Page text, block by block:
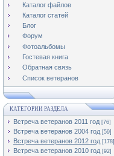
Каталог файлов
Каталог статей
Блог
Форум
Фотоальбомы
Гостевая книга
Обратная связь
Список ветеранов
КАТЕГОРИИ РАЗДЕЛА
Встреча ветеранов 2011 год [76]
Встреча ветеранов 2004 год [59]
Встреча ветеранов 2012 год [178]
Встреча ветеранов 2010 год [92]